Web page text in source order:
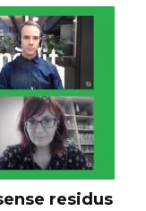
residus